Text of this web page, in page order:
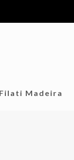
Filati Madeira